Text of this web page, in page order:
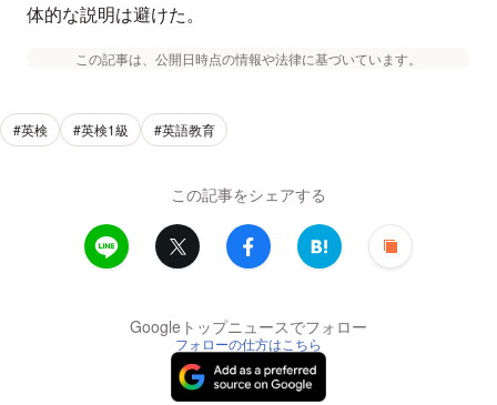
体的な説明は避けた。
この記事は、公開日時点の情報や法律に基づいています。
#英検 #英検1級 #英語教育
この記事をシェアする
Googleトップニュースでフォロー
フォローの仕方はこちら